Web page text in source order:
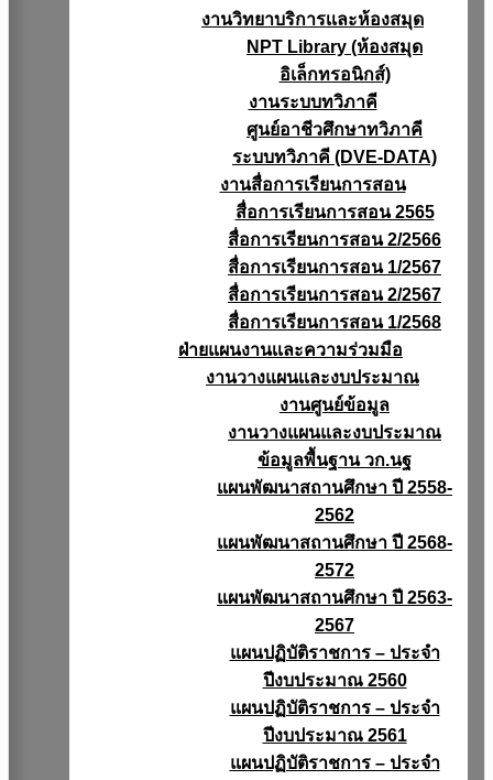
งานวิทยาบริการเเละห้องสมุด
NPT Library (ห้องสมุด
อิเล็กทรอนิกส์)
งานระบบทวิภาคี
ศูนย์อาชีวศึกษาทวิภาคี
ระบบทวิภาคี (DVE-DATA)
งานสื่อการเรียนการสอน
สื่อการเรียนการสอน 2565
สื่อการเรียนการสอน 2/2566
สื่อการเรียนการสอน 1/2567
สื่อการเรียนการสอน 2/2567
สื่อการเรียนการสอน 1/2568
ฝ่ายแผนงานเเละความร่วมมือ
งานวางแผนเเละงบประมาณ
งานศูนย์ข้อมูล
งานวางแผนและงบประมาณ
ข้อมูลพื้นฐาน วก.นฐ
แผนพัฒนาสถานศึกษา ปี 2558-
2562
แผนพัฒนาสถานศึกษา ปี 2568-
2572
แผนพัฒนาสถานศึกษา ปี 2563-
2567
แผนปฏิบัติราชการ – ประจำ
ปีงบประมาณ 2560
แผนปฏิบัติราชการ – ประจำ
ปีงบประมาณ 2561
แผนปฏิบัติราชการ – ประจำ